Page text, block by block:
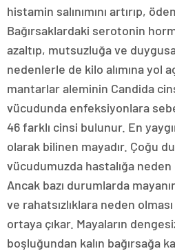
histamin salınımını artırıp,
Bağırsaklardaki serotonin
azaltıp, mutsuzluğa ve
nedenlerle de kilo alımına yol
mantarlar aleminin Candida
vücudunda enfeksiyonlara
46 farklı cinsi bulunur. En
olarak bilinen mayadır. Çoğu
vücudumuzda hastalığa
Ancak bazı durumlarda
ve rahatsızlıklara neden
ortaya çıkar. Mayaların
boşluğundan kalın bağırsağa